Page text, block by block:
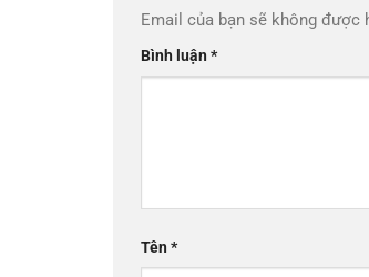
Email của bạn sẽ không được
Bình luận*
Tên*